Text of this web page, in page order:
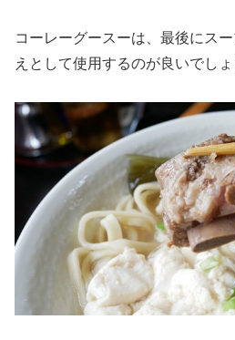
コーレーグースーは、最後にス
えとして使用するのが良いでしょ